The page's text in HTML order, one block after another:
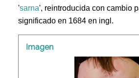
'sarna', reintroducida con cambio
significado en 1684 en ingl.
Imagen